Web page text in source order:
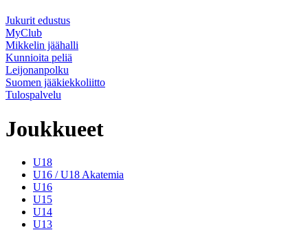
Jukurit edustus
MyClub
Mikkelin jäähalli
Kunnioita peliä
Leijonanpolku
Suomen jääkiekkoliitto
Tulospalvelu
Joukkueet
U18
U16 / U18 Akatemia
U16
U15
U14
U13